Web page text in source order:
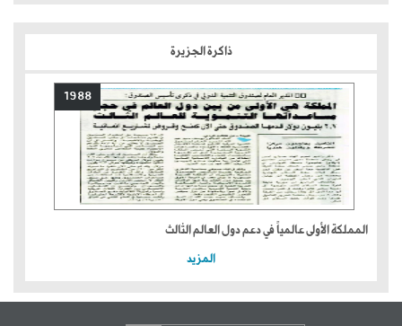
ذاكرة الجزيرة
1988
المملكة الأولى عالمياً في دعم دول العالم الثالث
المزيد